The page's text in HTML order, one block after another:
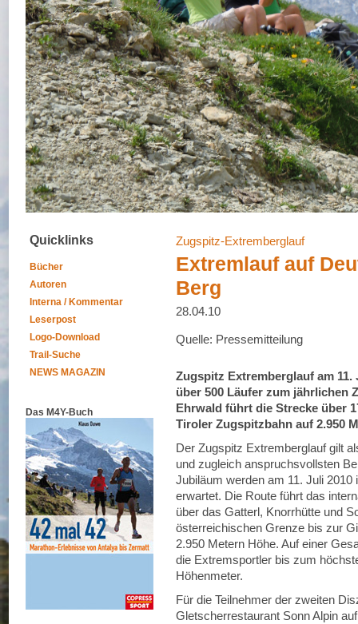
Quicklinks
Bücher
Autoren
Interna / Kommentar
Leserpost
Logo-Download
Trail-Suche
NEWS MAGAZIN
Das M4Y-Buch
Zugspitz-Extremberglauf
Extremlauf auf
Berg
28.04.10
Quelle: Pressemitteilung
Zugspitz Extremberglauf am
über 500 Läufer zum jährlichen
Ehrwald führt die Strecke über
Tiroler Zugspitzbahn auf 2.950
Der Zugspitz Extremberglauf gilt
und zugleich anspruchsvollsten
Jubiläum werden am 11. Juli 2010
erwartet. Die Route führt das
über das Gatterl, Knorrhütte und
österreichischen Grenze bis zur
2.950 Metern Höhe. Auf einer
die Extremsportler bis zum
Höhenmeter.
Für die Teilnehmer der zweiten
Gletscherrestaurant Sonn Alpin